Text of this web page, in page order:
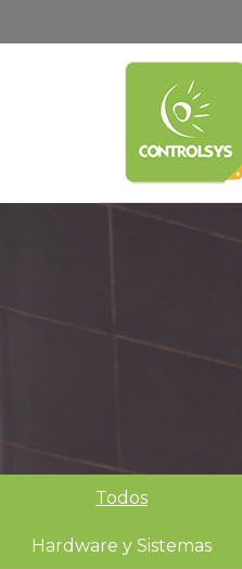
Todos
Hardware y Sistemas